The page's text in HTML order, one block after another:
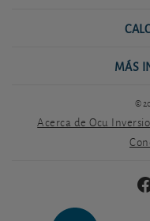
MÁS
©
Acerca de Ocu